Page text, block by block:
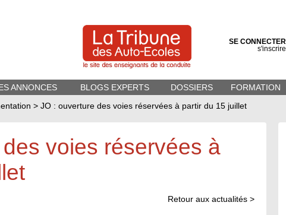
SE CONNECTER
s'inscrire
ANNONCES BLOGS EXPERTS DOSSIERS FORMATION
> JO : ouverture des voies réservées à partir du 15 juillet
voies réservées à
Retour aux actualités >